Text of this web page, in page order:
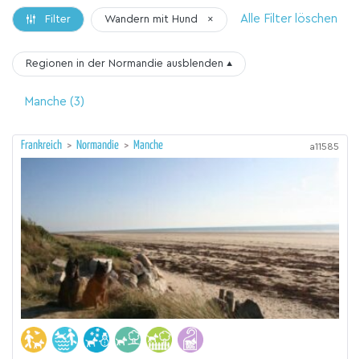
Filter Wandern mit Hund × Alle Filter löschen
Regionen in der Normandie ausblenden ▴
Manche (3)
Frankreich > Normandie > Manche a11585